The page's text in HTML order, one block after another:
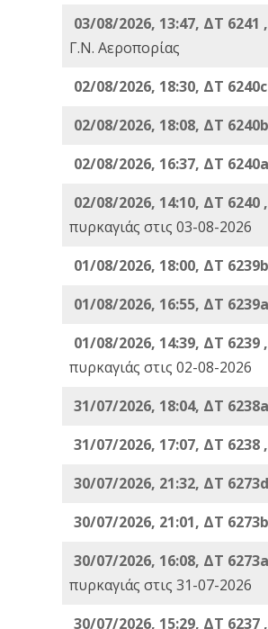
03/08/2026, 13:47, ΔΤ 6241 ,
Γ.Ν. Αεροπορίας
02/08/2026, 18:30, ΔΤ
02/08/2026, 18:08, ΔΤ
02/08/2026, 16:37, ΔΤ
02/08/2026, 14:10, ΔΤ 6240 ,
πυρκαγιάς στις 03-08-2026
01/08/2026, 18:00, ΔΤ
01/08/2026, 16:55, ΔΤ
01/08/2026, 14:39, ΔΤ 6239 ,
πυρκαγιάς στις 02-08-2026
31/07/2026, 18:04, ΔΤ
31/07/2026, 17:07, ΔΤ 6238 ,
30/07/2026, 21:32, ΔΤ
30/07/2026, 21:01, ΔΤ
30/07/2026, 16:08, ΔΤ
πυρκαγιάς στις 31-07-2026
30/07/2026, 15:29, ΔΤ 6237 ,